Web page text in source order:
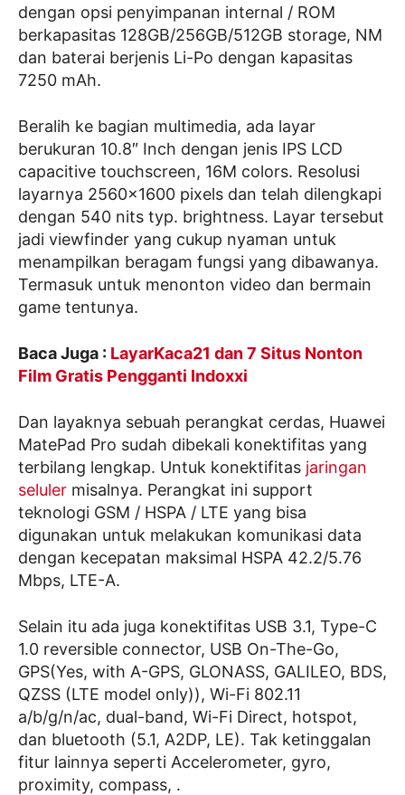
dengan opsi penyimpanan internal / ROM
berkapasitas 128GB/256GB/512GB storage, NM
dan baterai berjenis Li-Po dengan kapasitas
7250 mAh.
Beralih ke bagian multimedia, ada layar
berukuran 10.8″ Inch dengan jenis IPS LCD
capacitive touchscreen, 16M colors. Resolusi
layarnya 2560×1600 pixels dan telah dilengkapi
dengan 540 nits typ. brightness. Layar tersebut
jadi viewfinder yang cukup nyaman untuk
menampilkan beragam fungsi yang dibawanya.
Termasuk untuk menonton video dan bermain
game tentunya.
Baca Juga : LayarKaca21 dan 7 Situs Nonton
Film Gratis Pengganti Indoxxi
Dan layaknya sebuah perangkat cerdas, Huawei
MatePad Pro sudah dibekali konektifitas yang
terbilang lengkap. Untuk konektifitas jaringan
seluler misalnya. Perangkat ini support
teknologi GSM / HSPA / LTE yang bisa
digunakan untuk melakukan komunikasi data
dengan kecepatan maksimal HSPA 42.2/5.76
Mbps, LTE-A.
Selain itu ada juga konektifitas USB 3.1, Type-C
1.0 reversible connector, USB On-The-Go,
GPS(Yes, with A-GPS, GLONASS, GALILEO, BDS,
QZSS (LTE model only)), Wi-Fi 802.11
a/b/g/n/ac, dual-band, Wi-Fi Direct, hotspot,
dan bluetooth (5.1, A2DP, LE). Tak ketinggalan
fitur lainnya seperti Accelerometer, gyro,
proximity, compass, .